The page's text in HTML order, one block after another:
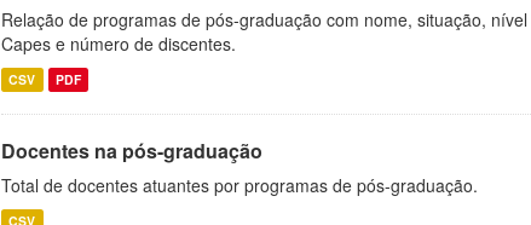
Relação de programas de pós-graduação com nome, situação,
Capes e número de discentes.
CSV PDF
Docentes na pós-graduação
Total de docentes atuantes por programas de pós-graduação.
CSV